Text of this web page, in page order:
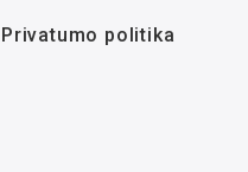
Privatumo politika